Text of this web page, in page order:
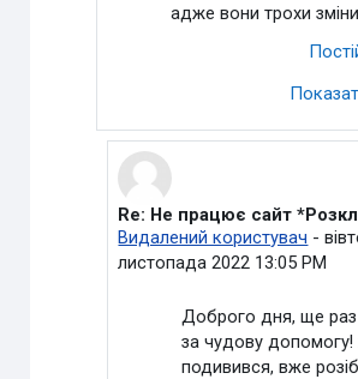
адже вони трохи
У відповідь на Пащенко
Re: Не працює сайт
Видалений користувач -
листопада 2022 13:05 PM
Доброго дня, ще
за чудову
подивився, вже